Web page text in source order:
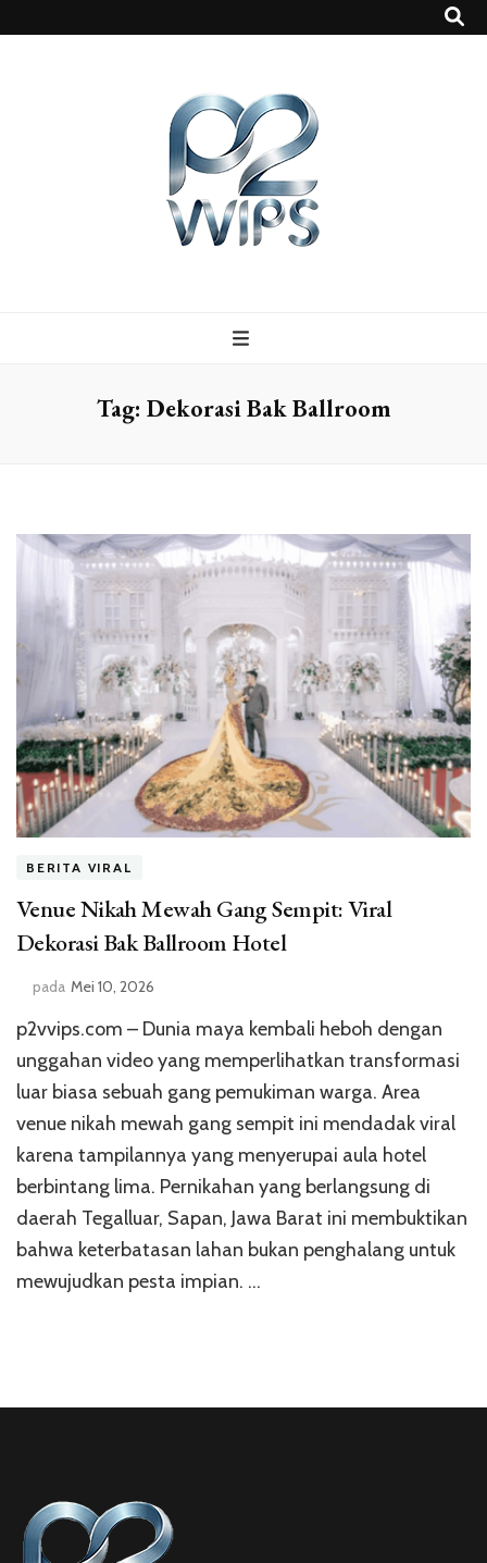
Tag: Dekorasi Bak Ballroom
BERITA VIRAL
Venue Nikah Mewah Gang Sempit: Viral
Dekorasi Bak Ballroom Hotel
pada Mei 10, 2026
p2vvips.com – Dunia maya kembali heboh dengan
unggahan video yang memperlihatkan transformasi
luar biasa sebuah gang pemukiman warga. Area
venue nikah mewah gang sempit ini mendadak viral
karena tampilannya yang menyerupai aula hotel
berbintang lima. Pernikahan yang berlangsung di
daerah Tegalluar, Sapan, Jawa Barat ini membuktikan
bahwa keterbatasan lahan bukan penghalang untuk
mewujudkan pesta impian. …